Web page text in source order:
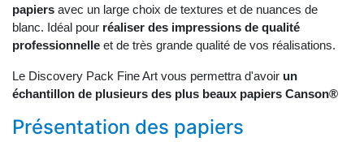
papiers avec un large choix de textures et de nuances de
blanc. Idéal pour réaliser des impressions de qualité
professionnelle et de très grande qualité de vos réalisations.
Le Discovery Pack Fine Art vous permettra d'avoir un
échantillon de plusieurs des plus beaux papiers Canson®
Présentation des papiers